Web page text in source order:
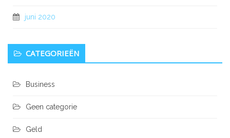
juni 2020
CATEGORIEËN
Business
Geen categorie
Geld